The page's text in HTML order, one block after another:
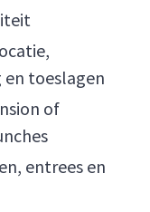
toeslagen
of
entrees en